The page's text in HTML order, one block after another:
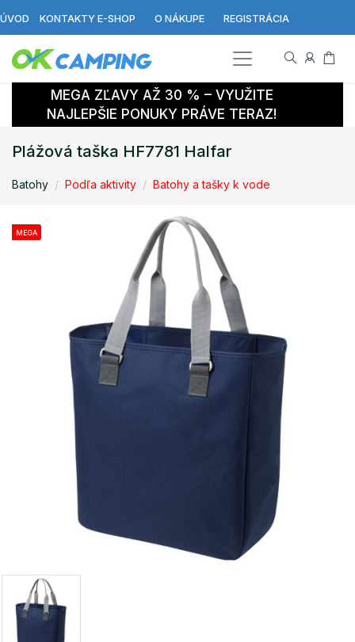
ÚVOD KONTAKTY E-SHOP O NÁKUPE REGISTRÁCIA
MEGA ZĽAVY AŽ 30 % – VYUŽITE
NAJLEPŠIE PONUKY PRÁVE TERAZ!
Plážová taška HF7781 Halfar
Batohy Podľa aktivity Batohy a tašky k vode
MEGA